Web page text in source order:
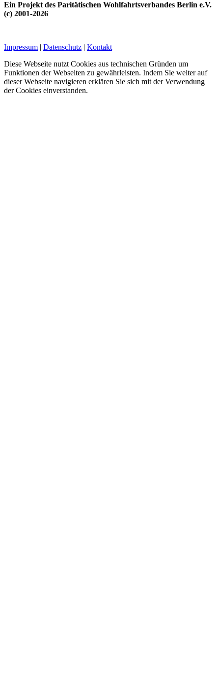
Ein Projekt des Paritätischen Wohlfahrtsverbandes Berlin e.V.
(c) 2001-2026
Impressum | Datenschutz | Kontakt
Diese Webseite nutzt Cookies aus technischen Gründen um
Funktionen der Webseiten zu gewährleisten. Indem Sie weiter auf
dieser Webseite navigieren erklären Sie sich mit der Verwendung
der Cookies einverstanden.